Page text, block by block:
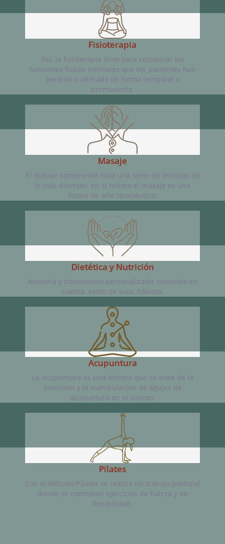
Fisioterapia
Así, la fisioterapia sirve para recuperar las
funciones físicas normales que los pacientes han
perdido o alterado de forma temporal o
permanente.
Masaje
El masaje comprende toda una serie de técnicas de
lo más diversas; en sí mismo el masaje es una
forma de arte terapéutico.
Dietética y Nutrición
Asesoría y tratamiento personalizado, teniendo en
cuenta, estilo de vida, hábitos.
Acupuntura
La acupuntura es una técnica que se trata de la
inserción y la manipulación de agujas de
acupuntura en el cuerpo.
Pilates
Con el Método Pilates se realiza un trabajo postural
donde se combinan ejercicios de fuerza y de
flexibilidad.